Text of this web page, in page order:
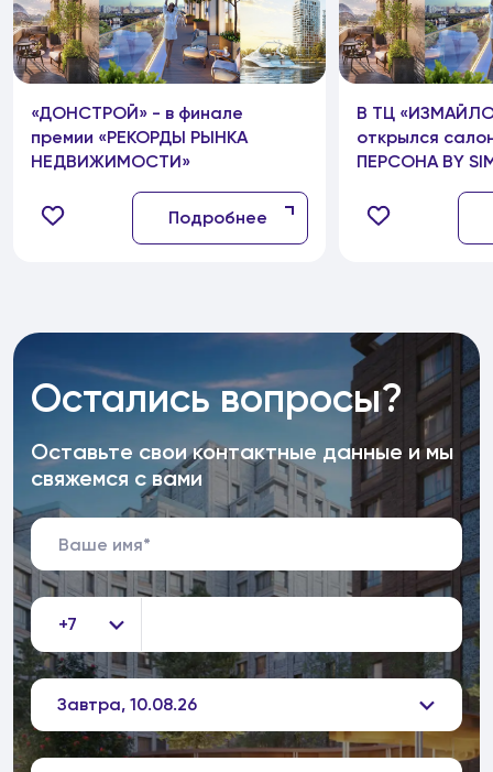
«ДОНСТРОЙ» - в финале
премии «РЕКОРДЫ РЫНКА
НЕДВИЖИМОСТИ»
Подробнее
В ТЦ
открылся
ПЕРСОНА BY
Остались вопросы?
Оставьте свои контактные данные и мы
свяжемся с вами
+7
Завтра, 10.08.26